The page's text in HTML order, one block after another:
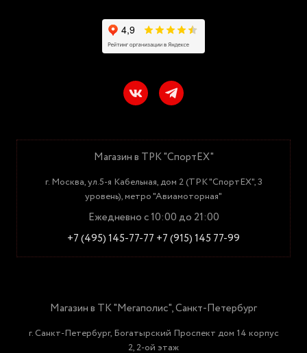
Магазин в ТРК "СпортЕХ"
г. Москва, ул.5-я Кабельная, дом 2 (ТРК "СпортЕХ", 3
уровень), метро "Авиамоторная"
Ежедневно с 10:00 до 21:00
+7 (495) 145-77-77 +7 (915) 145 77-99
Магазин в ТК "Мегаполис", Санкт-Петербург
г. Санкт-Петербург, Богатырский Проспект дом 14 корпус
2, 2-ой этаж